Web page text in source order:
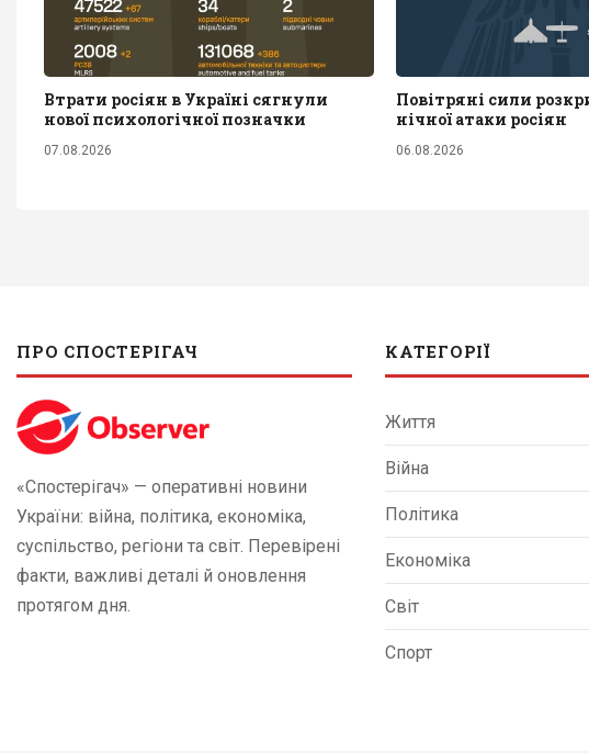
Втрати росіян в Україні сягнули
нової психологічної позначки
07.08.2026
Повітряні сили
нічної атаки росіян
06.08.2026
ПРО СПОСТЕРІГАЧ
«Спостерігач» — оперативні новини
України: війна, політика, економіка,
суспільство, регіони та світ. Перевірені
факти, важливі деталі й оновлення
протягом дня.
КАТЕГОРІЇ
Життя
Війна
Політика
Економіка
Світ
Спорт